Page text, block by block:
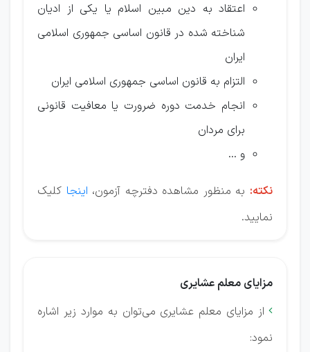
اعتقاد به دین مبین اسلام یا یکی از ادیان
شناخته شده در قانون اساسی جمهوری اسلامی
ایران
التزام به قانون اساسی جمهوری اسلامی ایران
انجام خدمت دوره ضرورت یا معافیت قانونی
برای مردان
و ...
نکته: به منظور مشاهده دفترچه آزمون، اینجا کلیک
نمایید.
مزایای معلم عشایری
 از مزایای معلم عشایری می‌توان به موارد زیر اشاره
نمود: